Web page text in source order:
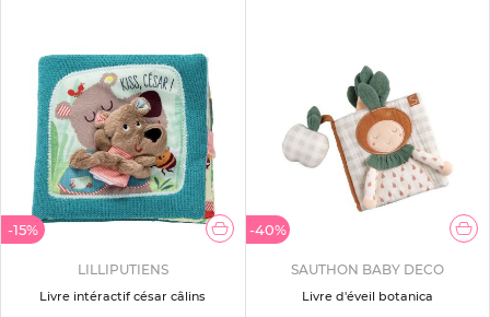
-15%
LILLIPUTIENS
Livre intéractif césar câlins
-40%
SAUTHON BABY DECO
Livre d'éveil botanica